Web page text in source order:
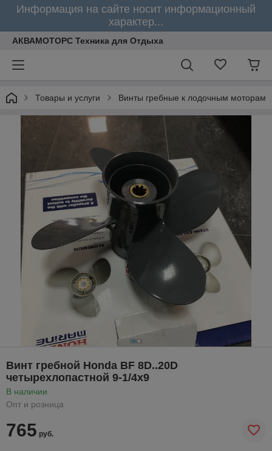
Информация на сайте носит информационный
характер...
АКВАМОТОРС Техника для Отдыха
Товары и услуги Винты гребные к лодочным моторам
Винт гребной Honda BF 8D..20D
четырехлопастной 9-1/4х9
В наличии
Опт и розница
765 руб.